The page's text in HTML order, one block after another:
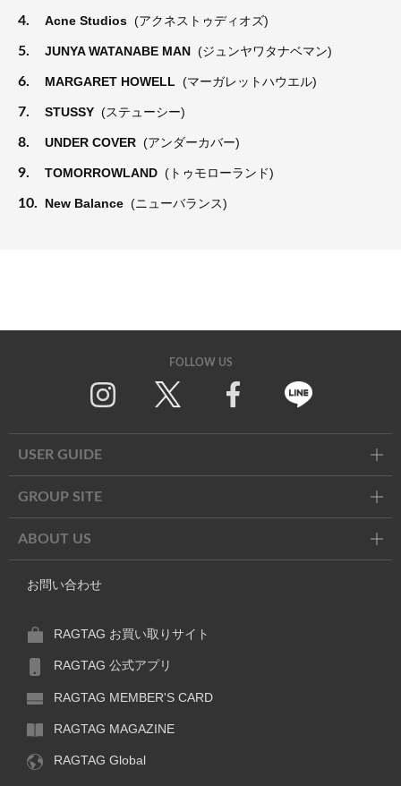
4. Acne Studios (アクネストゥディオズ)
5. JUNYA WATANABE MAN (ジュンヤワタナベマン)
6. MARGARET HOWELL (マーガレットハウエル)
7. STUSSY (ステューシー)
8. UNDER COVER (アンダーカバー)
9. TOMORROWLAND (トゥモローランド)
10. New Balance (ニューバランス)
FOLLOW US
USER GUIDE
GROUP SITE
ABOUT US
お問い合わせ
RAGTAG お買い取りサイト
RAGTAG 公式アプリ
RAGTAG MEMBER'S CARD
RAGTAG MAGAZINE
RAGTAG Global